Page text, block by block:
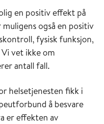
en positiv effekt på
også en positiv
fysisk funksjon,
vet ikke om
antall fall.
helsetjenesten fikk i
å besvare
er effekten av